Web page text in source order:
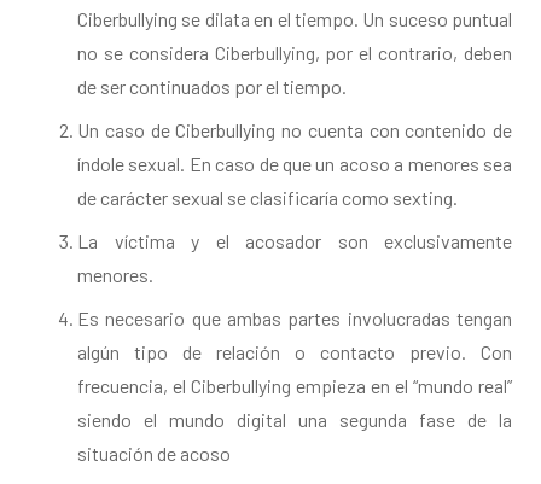
Ciberbullying se dilata en el tiempo. Un suceso puntual
no se considera Ciberbullying, por el contrario, deben
de ser continuados por el tiempo.
Un caso de Ciberbullying no cuenta con contenido de
índole sexual. En caso de que un acoso a menores sea
de carácter sexual se clasificaría como sexting.
La víctima y el acosador son exclusivamente
menores.
Es necesario que ambas partes involucradas tengan
algún tipo de relación o contacto previo. Con
frecuencia, el Ciberbullying empieza en el “mundo real”
siendo el mundo digital una segunda fase de la
situación de acoso